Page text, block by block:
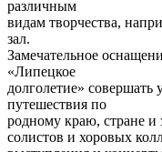
различным
видам творчества,
зал.
Замечательное
«Липецкое
долголетие» совершать
путешествия по
родному краю, стране и
солистов и хоровых